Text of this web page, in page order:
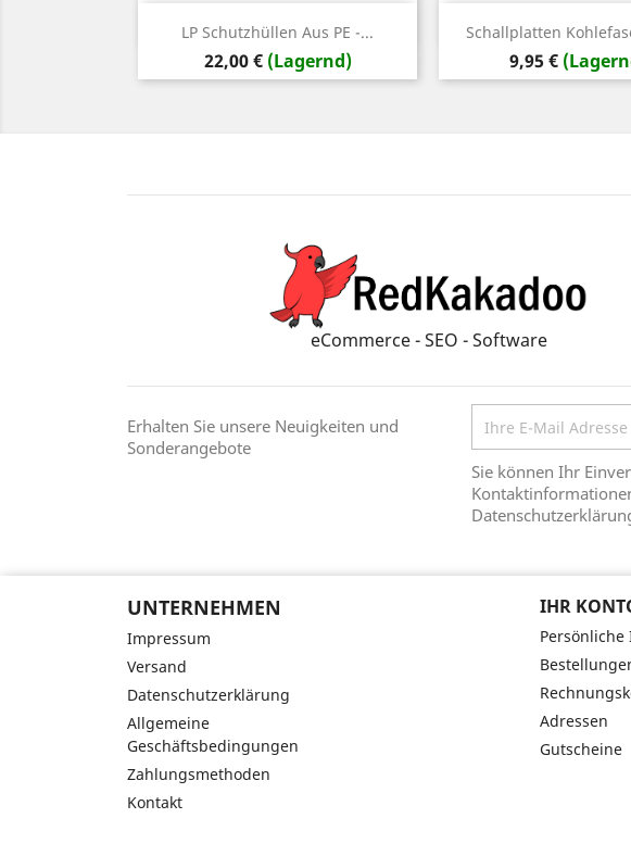
LP Schutzhüllen Aus PE -...
Preis
22,00 € (Lagernd)
Vorschau Schallplatten
Preis
9,95 €

eCommerce - SEO - Software
Erhalten Sie unsere Neuigkeiten und
Sonderangebote
Sie können Ihr
UNTERNEHMEN
Impressum
Versand
Datenschutzerklärung
Allgemeine
Geschäftsbedingungen
Zahlungsmethoden
Kontakt
IHR
Persönliche
Adressen
Gutscheine